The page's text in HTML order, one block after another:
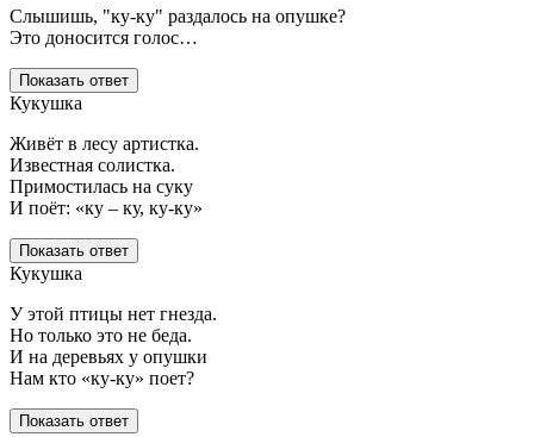
Слышишь, "ку-ку" раздалось на опушке?
Это доносится голос…
Показать ответ
Кукушка
Живёт в лесу артистка.
Известная солистка.
Примостилась на суку
И поёт: «ку – ку, ку-ку»
Показать ответ
Кукушка
У этой птицы нет гнезда.
Но только это не беда.
И на деревьях у опушки
Нам кто «ку-ку» поет?
Показать ответ